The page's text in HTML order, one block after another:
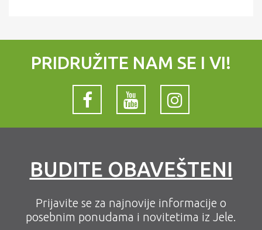
PRIDRUŽITE NAM SE I VI!
BUDITE OBAVEŠTENI
Prijavite se za najnovije informacije o
posebnim ponudama i novitetima iz Jele.